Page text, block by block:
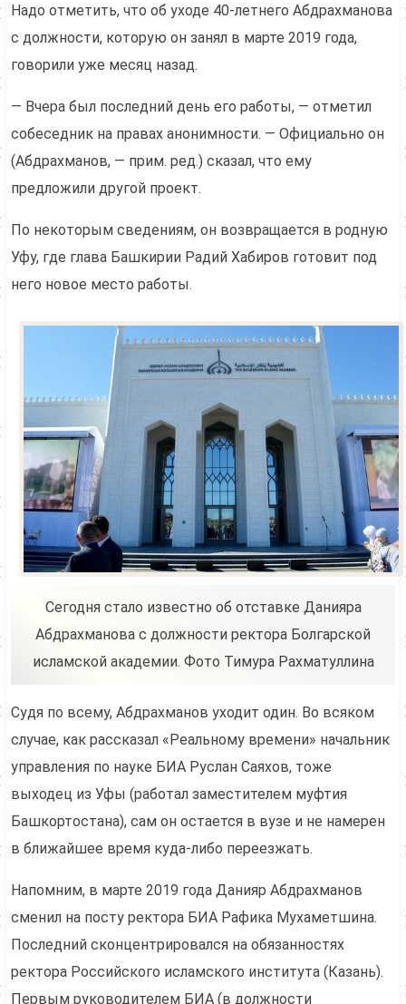
Надо отметить, что об уходе 40-летнего Абдрахманова
с должности, которую он занял в марте 2019 года,
говорили уже месяц назад.
— Вчера был последний день его работы, — отметил
собеседник на правах анонимности. — Официально он
(Абдрахманов, — прим. ред.) сказал, что ему
предложили другой проект.
По некоторым сведениям, он возвращается в родную
Уфу, где глава Башкирии Радий Хабиров готовит под
него новое место работы.
Сегодня стало известно об отставке Данияра
Абдрахманова с должности ректора Болгарской
исламской академии. Фото Тимура Рахматуллина
Судя по всему, Абдрахманов уходит один. Во всяком
случае, как рассказал «Реальному времени» начальник
управления по науке БИА Руслан Саяхов, тоже
выходец из Уфы (работал заместителем муфтия
Башкортостана), сам он остается в вузе и не намерен
в ближайшее время куда-либо переезжать.
Напомним, в марте 2019 года Данияр Абдрахманов
сменил на посту ректора БИА Рафика Мухаметшина.
Последний сконцентрировался на обязанностях
ректора Российского исламского института (Казань).
Первым руководителем БИА (в должности